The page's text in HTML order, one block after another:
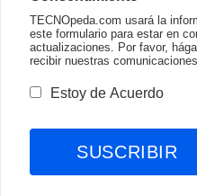
TECNOpeda.com usará la
este formulario para estar en
actualizaciones. Por favor,
recibir nuestras
Estoy de Acuerdo